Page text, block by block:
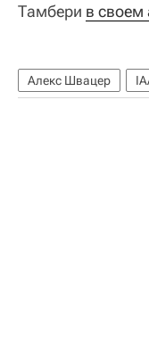
Тамбери в своем
Алекс Швацер